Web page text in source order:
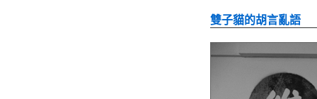
雙子貓的胡言亂語